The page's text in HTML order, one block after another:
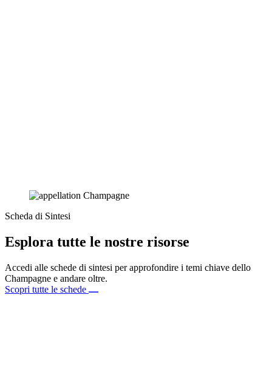
Scheda di Sintesi
Esplora tutte le nostre risorse
Accedi alle schede di sintesi per approfondire i temi chiave dello
Champagne e andare oltre.
Scopri tutte le schede